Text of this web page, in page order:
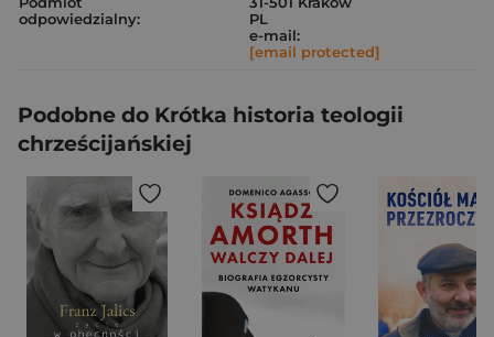
odpowiedzialny:
PL
e-mail:
[email protected]
Podobne do Krótka historia teologii
chrześcijańskiej